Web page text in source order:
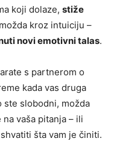
koji dolaze, stiže
kroz intuiciju –
novi emotivni talas.
s partnerom o
kada vas druga
ste slobodni, možda
vaša pitanja – ili
šta vam je činiti.